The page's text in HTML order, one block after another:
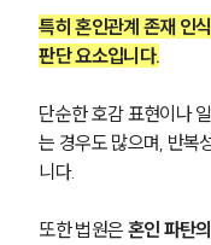
특히 혼인관계 존재 인
판단 요소입니다.
단순한 호감 표현이나
는 경우도 많으며, 반복
니다.
또한 법원은 혼인 파탄